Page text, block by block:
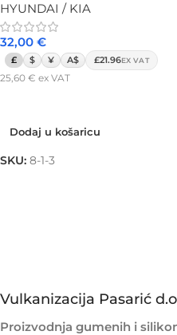
HYUNDAI / KIA
32,00 €
£ $ ¥ A$ £21.96EX VAT
25,60 € ex VAT
Dodaj u košaricu
SKU: 8-1-3
Vulkanizacija Pasarić
Proizvodnja gumenih i